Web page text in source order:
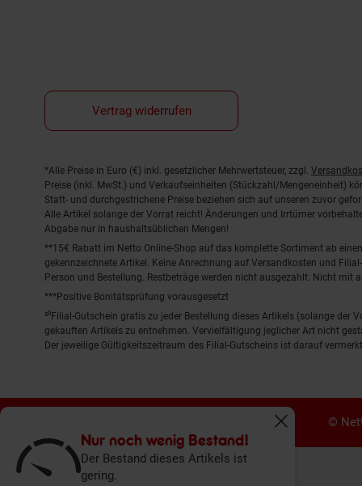
Vertrag widerrufen
Fußnoten
*Alle Preise in Euro (€) inkl. gesetzlicher Mehrwertsteuer, zzgl.
Preise (inkl. MwSt.) und Verkaufseinheiten (Stückzahl/Mengeneinheit)
Statt- und durchgestrichene Preise beziehen sich auf unseren zuvor
Alle Artikel solange der Vorrat reicht! Änderungen und Irrtümer
Abgabe nur in haushaltsüblichen Mengen!
**15€ Rabatt im Netto Online-Shop auf das komplette Sortiment ab
gekennzeichnete Artikel. Keine Anrechnung auf Versandkosten und
Person und Bestellung. Restbeträge werden nicht ausgezahlt. Nicht mit
***Positive Bonitätsprüfung vorausgesetzt
²⁰Filial-Gutschein gratis zu jeder Bestellung dieses Artikels (solange
gekauften Artikels zu entnehmen. Vervielfältigung jeglicher Art nicht
Der jeweilige Gültigkeitszeitraum des Filial-Gutscheins ist darauf vermerkt.
©